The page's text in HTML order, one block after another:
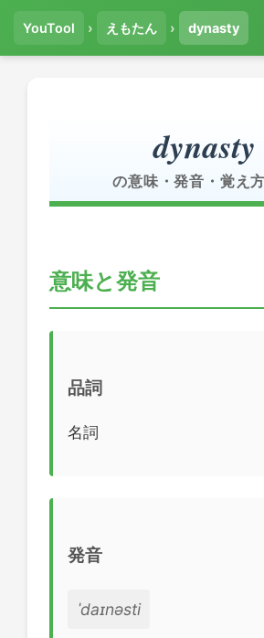
YouTool › えもたん › dynasty
dynasty
の意味・発音・覚え
意味と発音
品詞
名詞
発音
ˈdaɪnəsti